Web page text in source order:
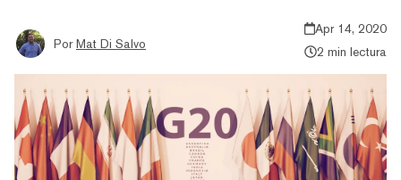
Por Mat Di Salvo
Apr 14, 2020
2 min lectura